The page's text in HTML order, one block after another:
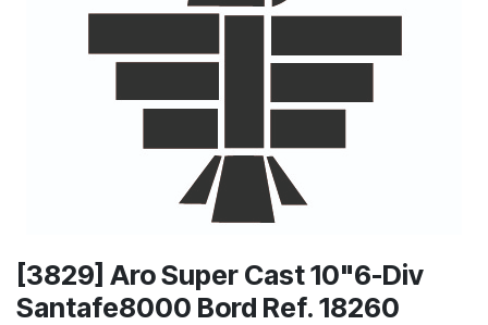
[3829] Aro Super Cast 10"6-Div
Santafe8000 Bord Ref. 18260